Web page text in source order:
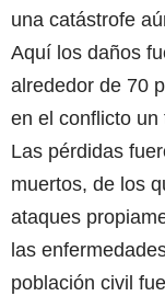
una catástrofe
Aquí los daños
alrededor de 70
en el conflicto
Las pérdidas
muertos, de los
ataques
las
población civil